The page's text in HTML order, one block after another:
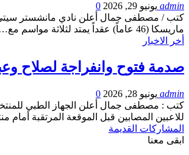
admin يونيو 29, 2026
0
كتب / مصطفى جمال أعلن نادي مانشستر سيتي
ماريسكا (46 عاماً) عقداً يمتد لثلاثة مواسم مع…
أخر الاخبار
صدمة فتوح وانفراجة لصلاح
admin يونيو 28, 2026
0
كتب : مصطفى جمال أعلن الجهاز الطبي
للاعبين المصابين قبل الموقعة المرتقبة أمام
المشاركات القديمة
ابقى معنا